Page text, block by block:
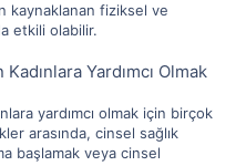
kaynaklanan fiziksel ve
etkili olabilir.
Yardımcı Olmak
yardımcı olmak için birçok
arasında, cinsel sağlık
başlamak veya cinsel